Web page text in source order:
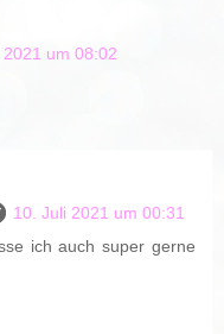
um 08:02
10. Juli 2021 um 00:31
ich auch super gerne